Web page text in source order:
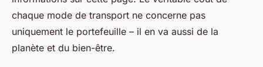
chaque mode de transport ne concerne pas
uniquement le portefeuille – il en va aussi de la
planète et du bien-être.